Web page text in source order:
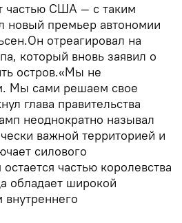
частью США — с таким
новый премьер автономии
отреагировал на
который вновь заявил о
остров.«Мы не
Мы сами решаем свое
глава правительства
неоднократно называл
важной территорией и
силового
частью королевства
обладает широкой